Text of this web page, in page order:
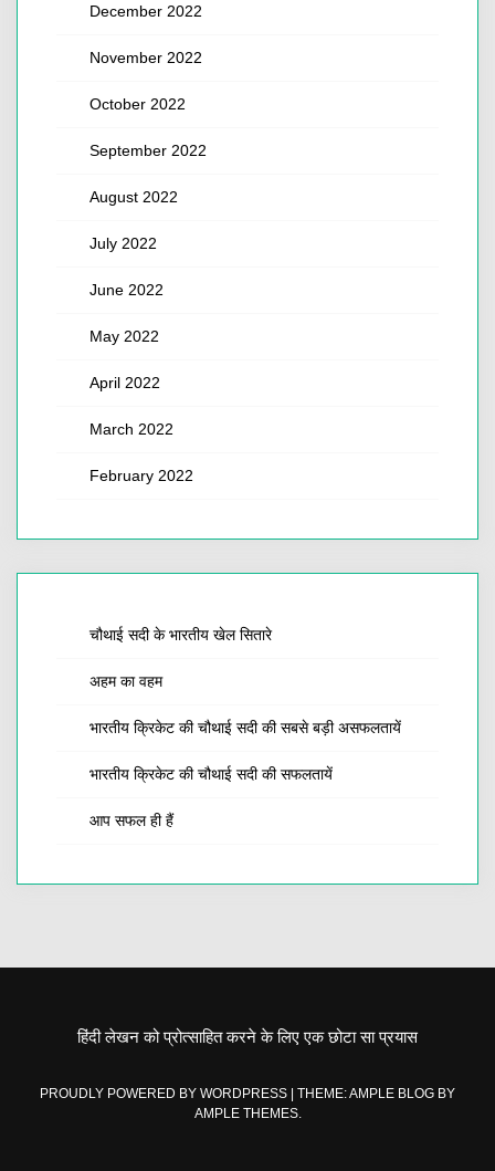
December 2022
November 2022
October 2022
September 2022
August 2022
July 2022
June 2022
May 2022
April 2022
March 2022
February 2022
चौथाई सदी के भारतीय खेल सितारे
अहम का वहम
भारतीय क्रिकेट की चौथाई सदी की सबसे बड़ी असफलतायें
भारतीय क्रिकेट की चौथाई सदी की सफलतायें
आप सफल ही हैं
हिंदी लेखन को प्रोत्साहित करने के लिए एक छोटा सा प्रयास
PROUDLY POWERED BY WORDPRESS
THEME: AMPLE BLOG BY
AMPLE THEMES.